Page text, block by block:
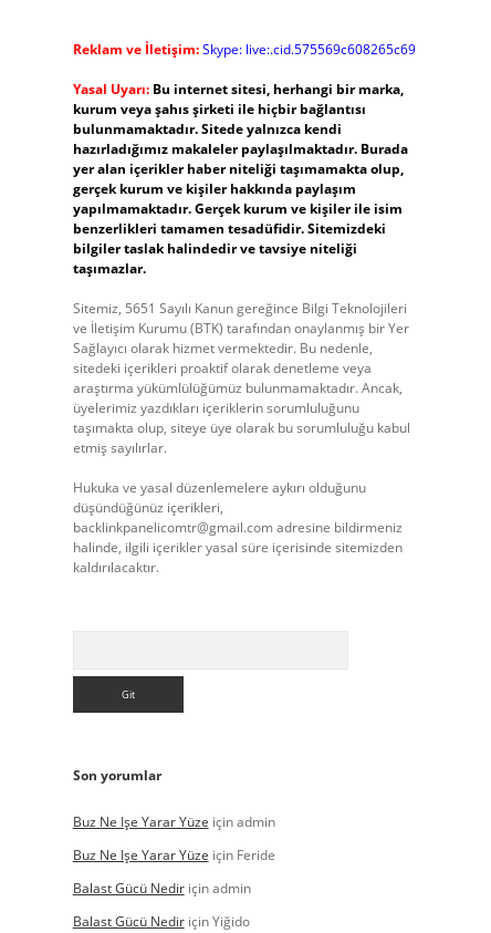
Reklam ve İletişim:Skype: live:.cid.575569c608265c69
Yasal Uyarı: Bu internet sitesi, herhangi bir marka,
kurum veya şahıs şirketi ile hiçbir bağlantısı
bulunmamaktadır. Sitede yalnızca kendi
hazırladığımız makaleler paylaşılmaktadır. Burada
yer alan içerikler haber niteliği taşımamakta olup,
gerçek kurum ve kişiler hakkında paylaşım
yapılmamaktadır. Gerçek kurum ve kişiler ile isim
benzerlikleri tamamen tesadüfidir. Sitemizdeki
bilgiler taslak halindedir ve tavsiye niteliği
taşımazlar.
Sitemiz, 5651 Sayılı Kanun gereğince Bilgi Teknolojileri
ve İletişim Kurumu (BTK) tarafından onaylanmış bir Yer
Sağlayıcı olarak hizmet vermektedir. Bu nedenle,
sitedeki içerikleri proaktif olarak denetleme veya
araştırma yükümlülüğümüz bulunmamaktadır. Ancak,
üyelerimiz yazdıkları içeriklerin sorumluluğunu
taşımakta olup, siteye üye olarak bu sorumluluğu kabul
etmiş sayılırlar.
Hukuka ve yasal düzenlemelere aykırı olduğunu
düşündüğünüz içerikleri,
backlinkpanelicomtr@gmail.comadresine bildirmeniz
halinde, ilgili içerikler yasal süre içerisinde sitemizden
kaldırılacaktır.
Son yorumlar
Buz Ne Işe Yarar Yüze içinadmin
Buz Ne Işe Yarar Yüze için Feride
Balast Gücü Nediriçinadmin
Balast Gücü NediriçinYiğido